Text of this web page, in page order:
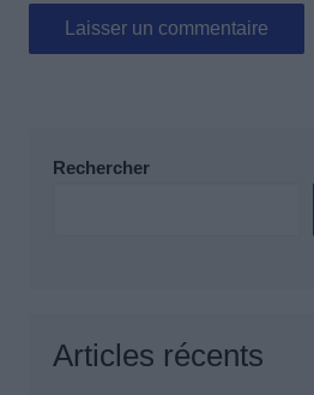
Rechercher
Articles récents